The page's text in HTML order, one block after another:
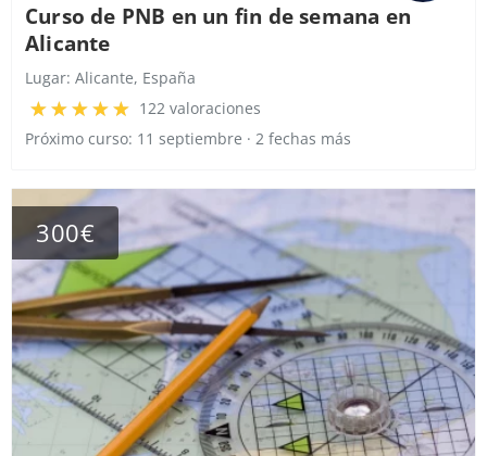
Curso de PNB en un fin de semana en
Alicante
Lugar: Alicante, España
122 valoraciones
Próximo curso: 11 septiembre · 2 fechas más
300€